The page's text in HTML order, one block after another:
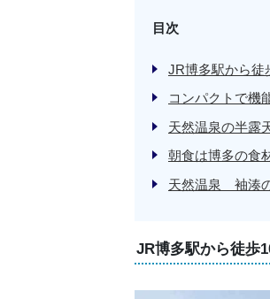
目次
JR博多駅から徒
コンパクトで機
天然温泉の半露
朝食は博多の食
天然温泉 袖湊
JR博多駅から徒歩